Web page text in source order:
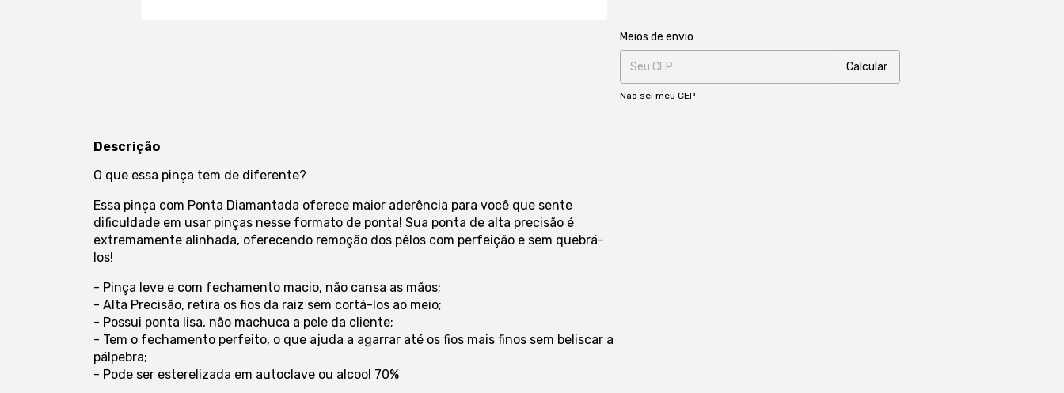
Entregas para o CEP:
Meios de envio
Calcular
Não sei meu CEP
Descrição
O que essa pinça tem de diferente?
Essa pinça com Ponta Diamantada oferece maior aderência para você que sente
dificuldade em usar pinças nesse formato de ponta! Sua ponta de alta precisão é
extremamente alinhada, oferecendo remoção dos pêlos com perfeição e sem quebrá-
los!
- Pinça leve e com fechamento macio, não cansa as mãos;
- Alta Precisão, retira os fios da raiz sem cortá-los ao meio;
- Possui ponta lisa, não machuca a pele da cliente;
- Tem o fechamento perfeito, o que ajuda a agarrar até os fios mais finos sem beliscar a
pálpebra;
- Pode ser esterelizada em autoclave ou alcool 70%